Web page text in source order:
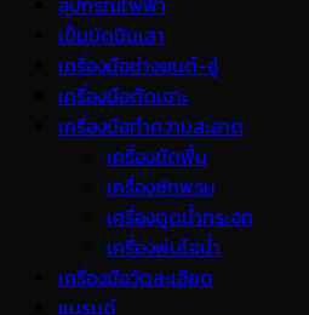
เข็มขัดปีนเสา
เครื่องมือช่างยนต์-อู่
เครื่องมือตัดเจาะ
เครื่องมือทำความสะอาด
เครื่องขัดพื้น
เครื่องซักพรม
เครื่องดูดน้ำกระจก
เครื่องพ่นไอน้ำ
เครื่องมือวัดละเอียด
แบรนด์